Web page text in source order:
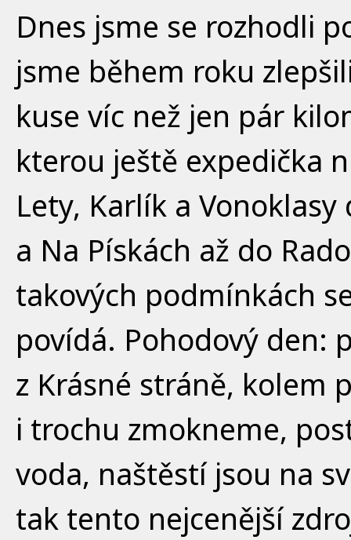
Dnes jsme se rozhodli
jsme během roku
kuse víc než jen pár
kterou ještě expedička
Lety, Karlík a
a Na Pískách až do
takových podmínkách
povídá. Pohodový den:
z Krásné stráně, kolem
i trochu zmokneme,
voda, naštěstí jsou na
tak tento nejcenější